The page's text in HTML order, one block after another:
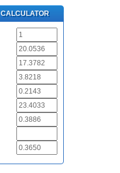
CALCULATOR